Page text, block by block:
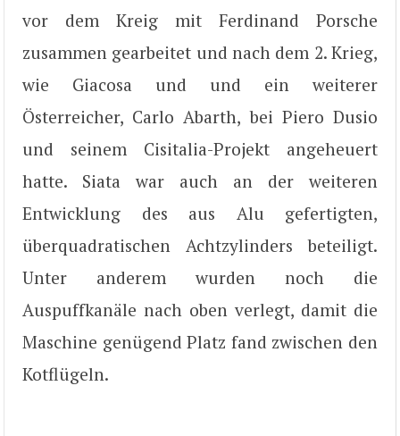
vor dem Kreig mit Ferdinand Porsche
zusammen gearbeitet und nach dem 2. Krieg,
wie Giacosa und und ein weiterer
Österreicher, Carlo Abarth, bei Piero Dusio
und seinem Cisitalia-Projekt angeheuert
hatte. Siata war auch an der weiteren
Entwicklung des aus Alu gefertigten,
überquadratischen Achtzylinders beteiligt.
Unter anderem wurden noch die
Auspuffkanäle nach oben verlegt, damit die
Maschine genügend Platz fand zwischen den
Kotflügeln.